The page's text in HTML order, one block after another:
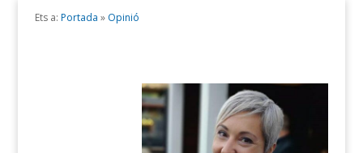
Ets a: Portada » Opinió